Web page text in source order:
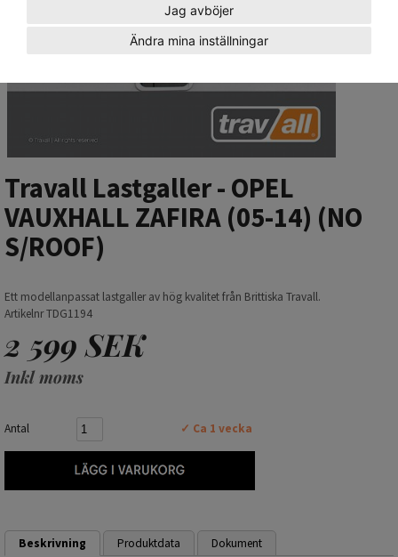
Jag avböjer
Ändra mina inställningar
Travall Lastgaller - OPEL
VAUXHALL ZAFIRA (05-14) (NO
S/ROOF)
Ett modellanpassat lastgaller av hög kvalitet från Brittiska Travall.
Artikelnr TDG1194
2 599 SEK
Inkl moms
Antal ✓ Ca 1 vecka
Beskrivning Produktdata
Dokument